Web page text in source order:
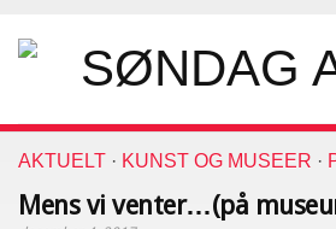
AKTUELT · KUNST OG MUSEER ·
Mens vi venter…(på